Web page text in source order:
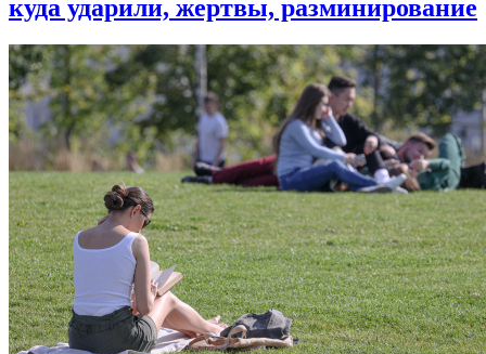
куда ударили, жертвы, разминирование